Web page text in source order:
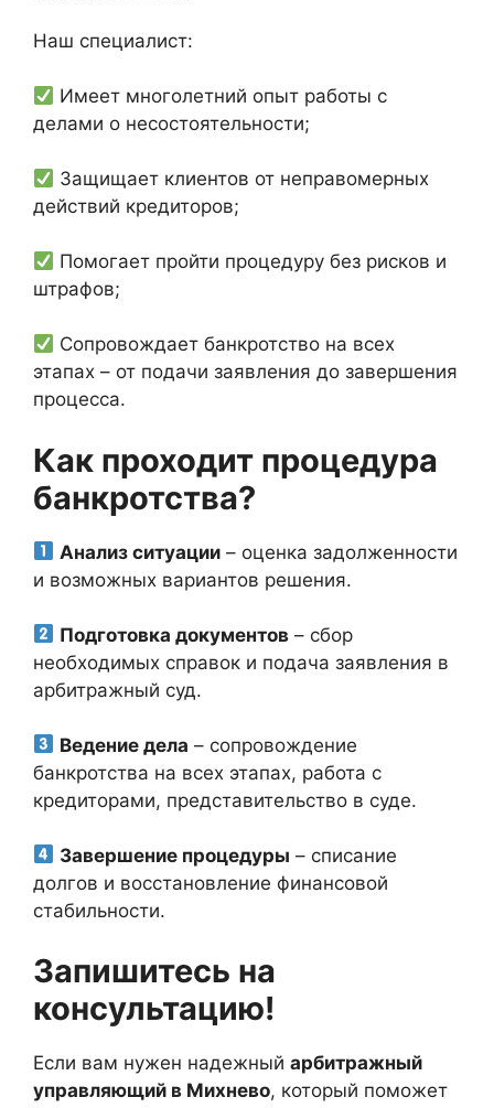
Наш специалист:
Имеет многолетний опыт работы с
делами о несостоятельности;
Защищает клиентов от неправомерных
действий кредиторов;
Помогает пройти процедуру без рисков и
штрафов;
Сопровождает банкротство на всех
этапах – от подачи заявления до завершения
процесса.
Как проходит процедура
банкротства?
Анализ ситуации – оценка задолженности
и возможных вариантов решения.
Подготовка документов – сбор
необходимых справок и подача заявления в
арбитражный суд.
Ведение дела – сопровождение
банкротства на всех этапах, работа с
кредиторами, представительство в суде.
Завершение процедуры – списание
долгов и восстановление финансовой
стабильности.
Запишитесь на
консультацию!
Если вам нужен надежный арбитражный
управляющий в Михнево, который поможет